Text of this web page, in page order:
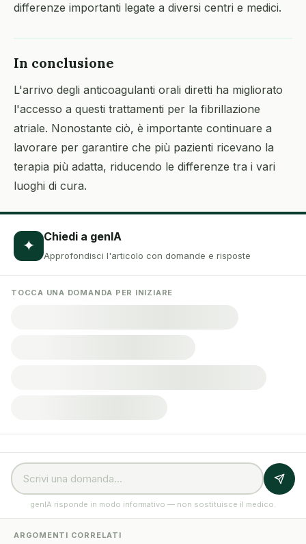
differenze importanti legate a diversi centri e medici.
In conclusione
L'arrivo degli anticoagulanti orali diretti ha migliorato
l'accesso a questi trattamenti per la fibrillazione
atriale. Nonostante ciò, è importante continuare a
lavorare per garantire che più pazienti ricevano la
terapia più adatta, riducendo le differenze tra i vari
luoghi di cura.
✦ Chiedi a genIA
Approfondisci l'articolo con domande e risposte
TOCCA UNA DOMANDA PER INIZIARE
genIA risponde in modo informativo — non sostituisce il medico.
ARGOMENTI CORRELATI